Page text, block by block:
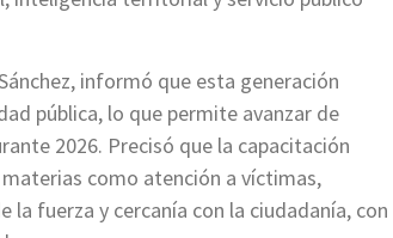
informó que esta generación
pública, lo que permite avanzar de
2026. Precisó que la capacitación
como atención a víctimas,
fuerza y cercanía con la ciudadanía, con